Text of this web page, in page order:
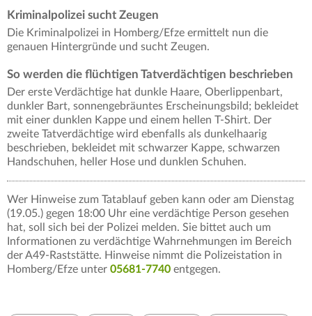
Kriminalpolizei sucht Zeugen
Die Kriminalpolizei in Homberg/Efze ermittelt nun die
genauen Hintergründe und sucht Zeugen.
So werden die flüchtigen Tatverdächtigen beschrieben
Der erste Verdächtige hat dunkle Haare, Oberlippenbart,
dunkler Bart, sonnengebräuntes Erscheinungsbild; bekleidet
mit einer dunklen Kappe und einem hellen T-Shirt. Der
zweite Tatverdächtige wird ebenfalls als dunkelhaarig
beschrieben, bekleidet mit schwarzer Kappe, schwarzen
Handschuhen, heller Hose und dunklen Schuhen.
Wer Hinweise zum Tatablauf geben kann oder am Dienstag
(19.05.) gegen 18:00 Uhr eine verdächtige Person gesehen
hat, soll sich bei der Polizei melden. Sie bittet auch um
Informationen zu verdächtige Wahrnehmungen im Bereich
der A49-Raststätte. Hinweise nimmt die Polizeistation in
Homberg/Efze unter 05681-7740 entgegen.